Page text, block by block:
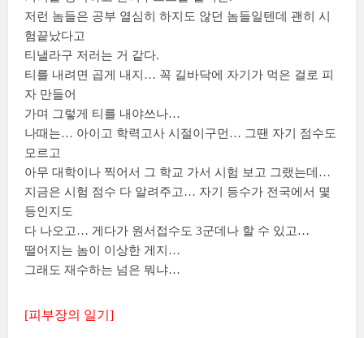
저런 놈들은 공부 열심히 하지도 않던 놈들일텐데 괜히 시
험끝났다고
티낼라구 저러는 거 같다.
티를 내려면 곱게 내지… 꼭 길바닥에 자기가 먹은 걸로 피
자 만들어
가며 그렇게 티를 내야쓰나…
나때는… 아이고 학력고사 시절이구먼… 그땐 자기 점수도
모르고
아무 대학이나 찍어서 그 학교 가서 시험 보고 그랬는데…
지금은 시험 점수 다 알려주고… 자기 등수가 전국에서 몇
등인지도
다 나오고… 게다가 원서접수도 3군데나 할 수 있고…
떨어지는 놈이 이상한 게지…
그래도 재수하는 넘은 뭐냐…
[피부장의 일기]